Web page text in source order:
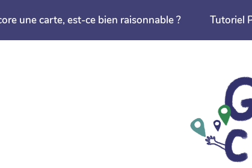
une carte, est-ce bien raisonnable ? Tutoriel